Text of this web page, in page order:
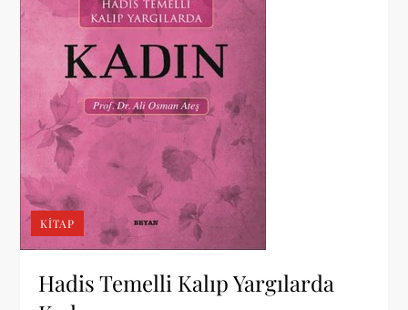
KITAP
Hadis Temelli Kalıp Yargılarda